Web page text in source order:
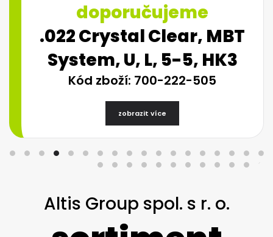
doporučujeme
.022 Crystal Clear, MBT
System, U, L, 5-5, HK3
Kód zboží: 700-222-505
zobrazit více
Altis Group spol. s r. o.